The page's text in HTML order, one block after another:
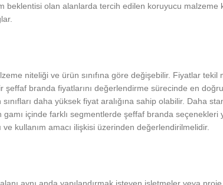
beklentisi olan alanlarda tercih edilen koruyucu
niteliği ve ürün sınıfına göre değişebilir. Fiyatlar
branda fiyatlarını değerlendirme sürecinde en
daha yüksek fiyat aralığına sahip olabilir. Daha
içinde farklı segmentlerde şeffaf branda seçenekleri
kullanım amacı ilişkisi üzerinden değerlendirilmelidir.